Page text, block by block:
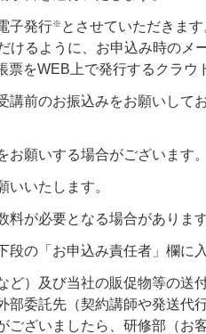
子発行※ とさせていただきま
るように、お申込み時のメ
をWEB上で発行するクラウ
前のお振込みをお願いして
願いする場合がございます。
いたします。
が必要となる場合がありま
の「お申込み責任者」欄に
）及び当社の販促物等の送
委託先（契約講師や発送代
ざいましたら、研修部（お